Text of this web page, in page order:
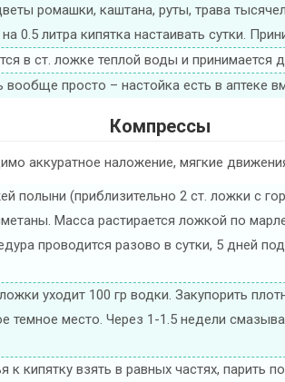
ромашки, каштана, руты, трава
0.5 литра кипятка настаивать сутки.
в ст. ложке теплой воды и принимается
просто – настойка есть в аптеке
Компрессы
аккуратное наложение, мягкие
полыни (приблизительно 2 ст. ложки с
Масса растирается ложкой по
проводится разово в сутки, 5 дней
уходит 100 гр водки. Закупорить
темное место. Через 1-1.5 недели
к кипятку взять в равных частях, парить